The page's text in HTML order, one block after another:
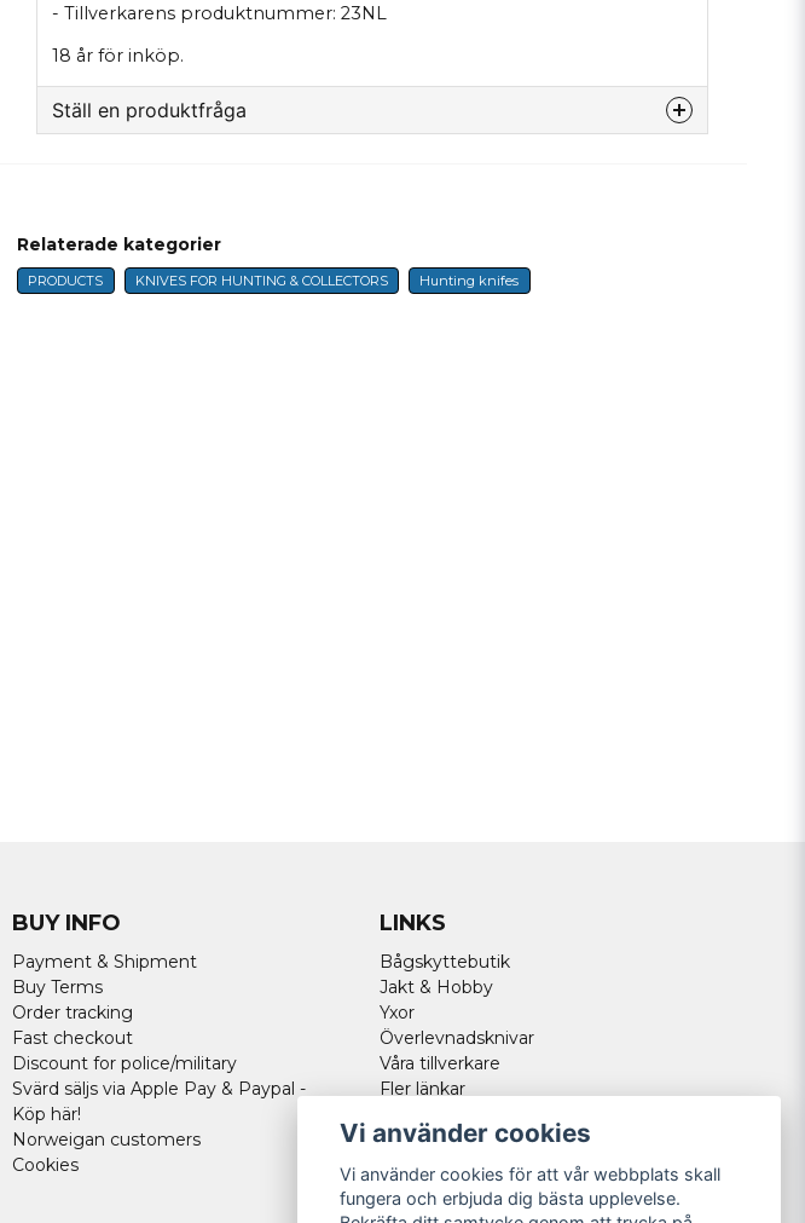
- Tillverkarens produktnummer: 23NL
18 år för inköp.
Ställ en produktfråga
name email
Relaterade kategorier
PRODUCTS KNIVES FOR HUNTING & COLLECTORS Hunting knifes
BUY INFO
Payment & Shipment
Buy Terms
Order tracking
Fast checkout
Discount for police/military
Svärd säljs via Apple Pay & Paypal -
Köp här!
Norweigan customers
Cookies
LINKS
Bågskyttebutik
Jakt & Hobby
Yxor
Överlevnadsknivar
Våra tillverkare
Fler länkar
Vi använder cookies
Vi använder cookies för att vår webbplats skall
fungera och erbjuda dig bästa upplevelse.